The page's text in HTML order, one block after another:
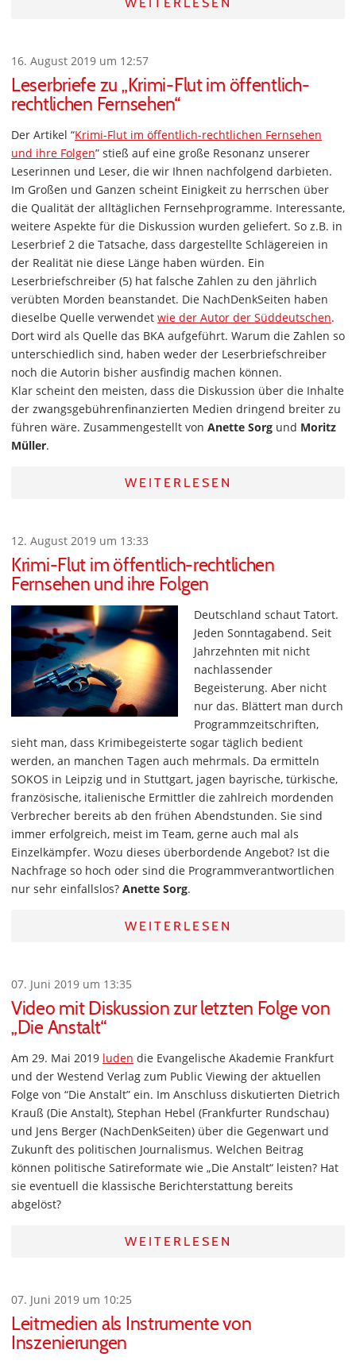
16. August 2019 um 12:57
Leserbriefe zu „Krimi-Flut im öffentlich-
rechtlichen Fernsehen“
Der Artikel “Krimi-Flut im öffentlich-rechtlichen Fernsehen
und ihre Folgen” stieß auf eine große Resonanz unserer
Leserinnen und Leser, die wir Ihnen nachfolgend darbieten.
Im Großen und Ganzen scheint Einigkeit zu herrschen über
die Qualität der alltäglichen Fernsehprogramme. Interessante,
weitere Aspekte für die Diskussion wurden geliefert. So z.B. in
Leserbrief 2 die Tatsache, dass dargestellte Schlägereien in
der Realität nie diese Länge haben würden. Ein
Leserbriefschreiber (5) hat falsche Zahlen zu den jährlich
verübten Morden beanstandet. Die NachDenkSeiten haben
dieselbe Quelle verwendet wie der Autor der Süddeutschen.
Dort wird als Quelle das BKA aufgeführt. Warum die Zahlen so
unterschiedlich sind, haben weder der Leserbriefschreiber
noch die Autorin bisher ausfindig machen können.
Klar scheint den meisten, dass die Diskussion über die Inhalte
der zwangsgebührenfinanzierten Medien dringend breiter zu
führen wäre. Zusammengestellt von Anette Sorg und Moritz
Müller.
WEITERLESEN
12. August 2019 um 13:33
Krimi-Flut im öffentlich-rechtlichen
Fernsehen und ihre Folgen
Deutschland schaut Tatort.
Jeden Sonntagabend. Seit
Jahrzehnten mit nicht
nachlassender
Begeisterung. Aber nicht
nur das. Blättert man durch
Programmzeitschriften,
sieht man, dass Krimibegeisterte sogar täglich bedient
werden, an manchen Tagen auch mehrmals. Da ermitteln
SOKOS in Leipzig und in Stuttgart, jagen bayrische, türkische,
französische, italienische Ermittler die zahlreich mordenden
Verbrecher bereits ab den frühen Abendstunden. Sie sind
immer erfolgreich, meist im Team, gerne auch mal als
Einzelkämpfer. Wozu dieses überbordende Angebot? Ist die
Nachfrage so hoch oder sind die Programmverantwortlichen
nur sehr einfallslos? Anette Sorg.
WEITERLESEN
07. Juni 2019 um 13:35
Video mit Diskussion zur letzten Folge von
„Die Anstalt“
Am 29. Mai 2019 luden die Evangelische Akademie Frankfurt
und der Westend Verlag zum Public Viewing der aktuellen
Folge von “Die Anstalt” ein. Im Anschluss diskutierten Dietrich
Krauß (Die Anstalt), Stephan Hebel (Frankfurter Rundschau)
und Jens Berger (NachDenkSeiten) über die Gegenwart und
Zukunft des politischen Journalismus. Welchen Beitrag
können politische Satireformate wie „Die Anstalt“ leisten? Hat
sie eventuell die klassische Berichterstattung bereits
abgelöst?
WEITERLESEN
07. Juni 2019 um 10:25
Leitmedien als Instrumente von
Inszenierungen